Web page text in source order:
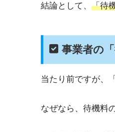
結論として、 「待
事業者の
当たり前ですが、
なぜなら、待機料